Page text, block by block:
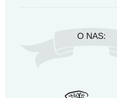
O NAS: